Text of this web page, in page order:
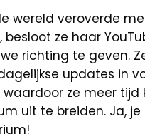
wereld veroverde
besloot ze haar
richting te geven.
updates in
waardoor ze meer tijd
uit te breiden. Ja,